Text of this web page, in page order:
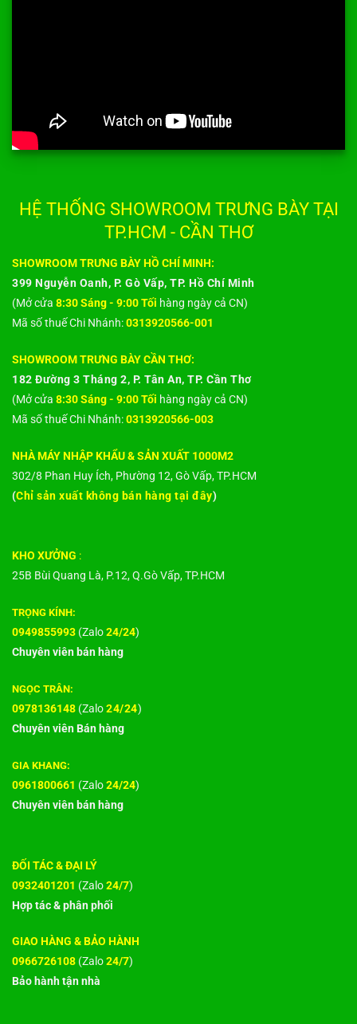
HỆ THỐNG SHOWROOM TRƯNG BÀY TẠI
TP.HCM - CẦN THƠ
SHOWROOM TRƯNG BÀY HỒ CHÍ MINH:
399 Nguyễn Oanh, P. Gò Vấp, TP. Hồ Chí Minh
(Mở cửa 8:30 Sáng - 9:00 Tối hàng ngày cả CN)
Mã số thuế Chi Nhánh:0313920566-001
SHOWROOM TRƯNG BÀY CẦN THƠ:
182 Đường 3 Tháng 2, P. Tân An, TP. Cần Thơ
(Mở cửa 8:30 Sáng - 9:00 Tối hàng ngày cả CN)
Mã số thuế Chi Nhánh:0313920566-003
NHÀ MÁY NHẬP KHẨU & SẢN XUẤT 1000M2
302/8 Phan Huy Ích, Phường 12, Gò Vấp, TP.HCM
(Chỉ sản xuất không bán hàng tại đây)
KHO XƯỞNG :
25B Bùi Quang Là, P.12, Q.Gò Vấp, TP.HCM
TRỌNG KÍNH:
0949855993 (Zalo24/24)
Chuyên viên bán hàng
NGỌC TRÂN:
0978136148 (Zalo24/24)
Chuyên viên Bán hàng
GIA KHANG:
0961800661 (Zalo24/24)
Chuyên viên bán hàng
ĐỐI TÁC & ĐẠI LÝ
0932401201 (Zalo24/7)
Hợp tác & phân phối
GIAO HÀNG & BẢO HÀNH
0966726108 (Zalo24/7)
Bảo hành tận nhà